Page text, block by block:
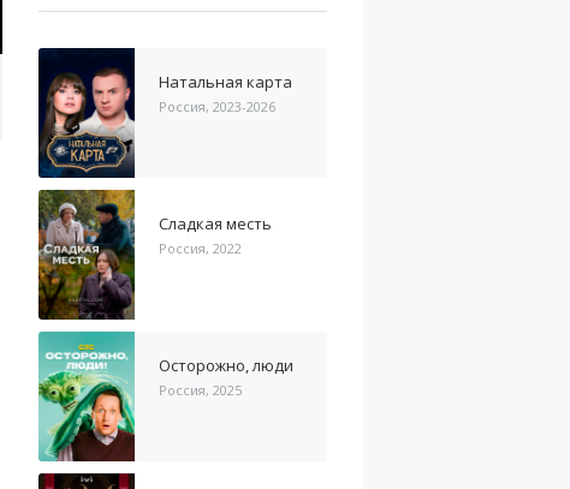
Натальная карта
Россия, 2023-2026
Сладкая месть
Россия, 2022
Осторожно, люди
Россия, 2025